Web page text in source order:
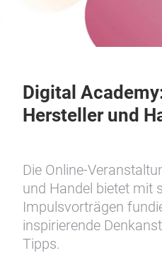
Digital
Hersteller und
Die Online-
und Handel bietet mit
Impulsvorträgen
inspirierende
Tipps.